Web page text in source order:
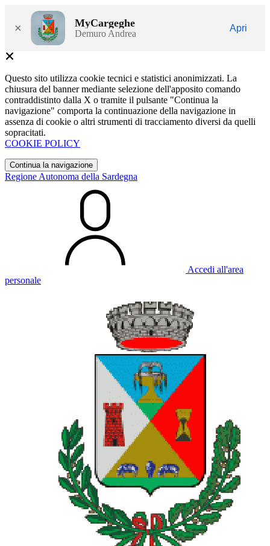
× MyCargeghe
Demuro Andrea
Apri
Questo sito utilizza cookie tecnici e statistici anonimizzati. La
chiusura del banner mediante selezione dell'apposito comando
contraddistinto dalla X o tramite il pulsante "Continua la
navigazione" comporta la continuazione della navigazione in
assenza di cookie o altri strumenti di tracciamento diversi da quelli
sopracitati.
COOKIE POLICY
Continua la navigazione
Regione Autonoma della Sardegna
Accedi all'area
personale